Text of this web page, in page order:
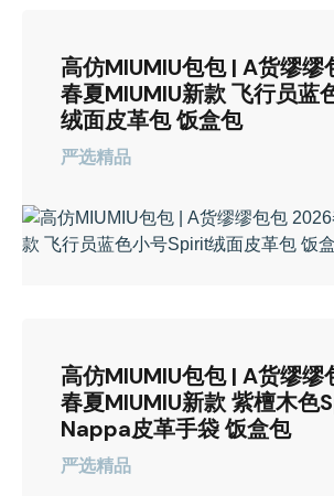
高仿MIUMIU包包 | A货缪
春夏MIUMIU新款 飞行员蓝
绒面皮革包 饭盒包
严选精品
高仿MIUMIU包包 | A货缪
春夏MIUMIU新款 紫檀木色
Nappa皮革手袋 饭盒包
严选精品